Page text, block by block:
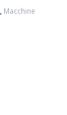
, Macchine